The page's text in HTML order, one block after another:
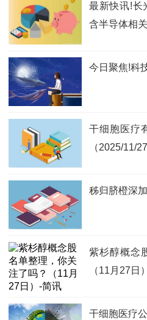
最新快讯!长
含半导体相
今日聚焦!科
干细胞医疗
（2025/11/27
秭归脐橙深
紫杉醇概念
（11月27日
干细胞医疗